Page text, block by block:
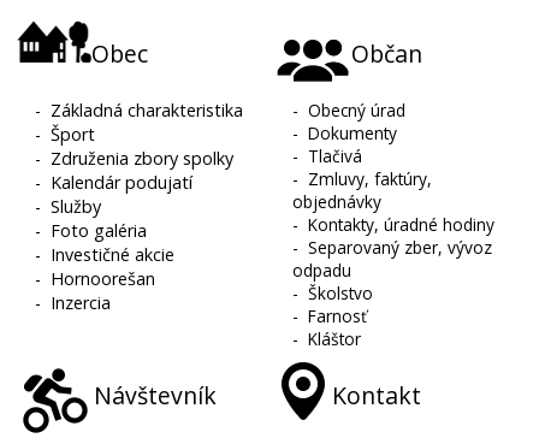
Obec
- Základná charakteristika
-Šport
- Združenia zbory spolky
- Kalendár podujatí
-Služby
- Foto galéria
- Investičné akcie
- Hornoorešan
- Inzercia
Občan
-Obecný úrad
-Dokumenty
- Tlačivá
- Zmluvy, faktúry,
objednávky
-Kontakty, úradné hodiny
-Separovaný zber, vývoz
odpadu
-Školstvo
-Farnosť
-Kláštor
Návštevník Kontakt